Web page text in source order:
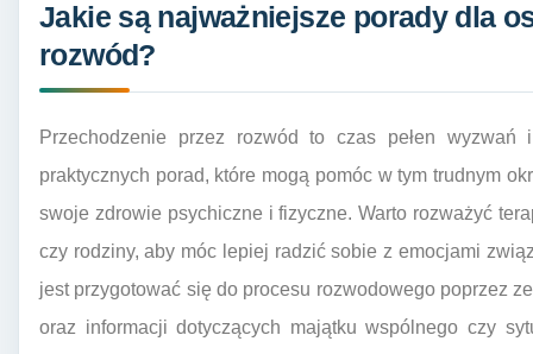
Jakie są najważniejsze porady dla
rozwód?
Przechodzenie przez rozwód to czas pełen
praktycznych porad, które mogą pomóc w tym trudnym
swoje zdrowie psychiczne i fizyczne. Warto rozważyć
czy rodziny, aby móc lepiej radzić sobie z emocjami
jest przygotować się do procesu rozwodowego poprzez
oraz informacji dotyczących majątku wspólnego czy